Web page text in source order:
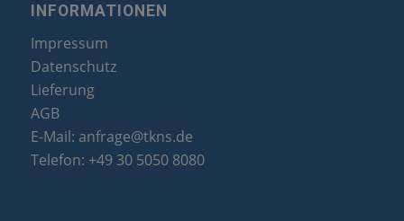
INFORMATIONEN
Impressum
Datenschutz
Lieferung
AGB
E-Mail: anfrage@tkns.de
Telefon: +49 30 5050 8080